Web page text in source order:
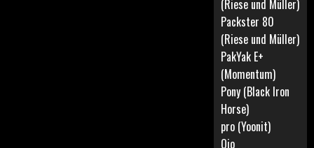
(Riese und Müller)
Packster 80
(Riese und Müller)
PakYak E+
(Momentum)
Pony (Black Iron
Horse)
pro (Yoonit)
Qio